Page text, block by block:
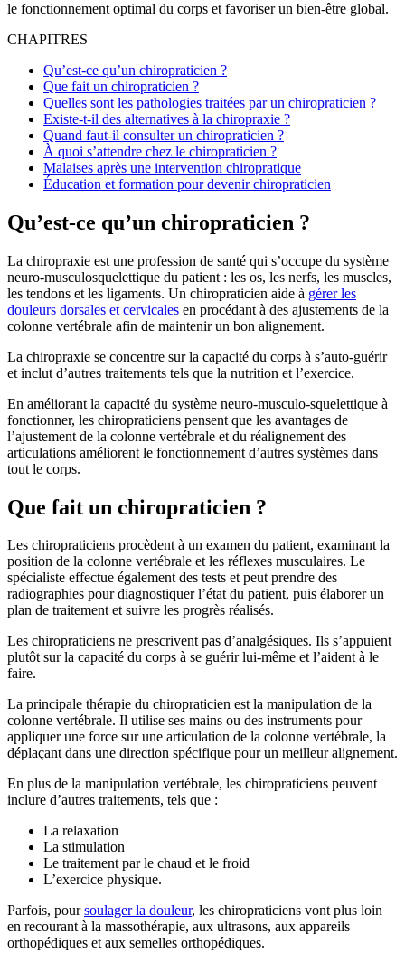
le fonctionnement optimal du corps et favoriser un bien-être global.
CHAPITRES
Qu’est-ce qu’un chiropraticien ?
Que fait un chiropraticien ?
Quelles sont les pathologies traitées par un chiropraticien ?
Existe-t-il des alternatives à la chiropraxie ?
Quand faut-il consulter un chiropraticien ?
À quoi s’attendre chez le chiropraticien ?
Malaises après une intervention chiropratique
Éducation et formation pour devenir chiropraticien
Qu’est-ce qu’un chiropraticien ?
La chiropraxie est une profession de santé qui s’occupe du système
neuro-musculosquelettique du patient : les os, les nerfs, les muscles,
les tendons et les ligaments. Un chiropraticien aide à gérer les
douleurs dorsales et cervicales en procédant à des ajustements de la
colonne vertébrale afin de maintenir un bon alignement.
La chiropraxie se concentre sur la capacité du corps à s’auto-guérir
et inclut d’autres traitements tels que la nutrition et l’exercice.
En améliorant la capacité du système neuro-musculo-squelettique à
fonctionner, les chiropraticiens pensent que les avantages de
l’ajustement de la colonne vertébrale et du réalignement des
articulations améliorent le fonctionnement d’autres systèmes dans
tout le corps.
Que fait un chiropraticien ?
Les chiropraticiens procèdent à un examen du patient, examinant la
position de la colonne vertébrale et les réflexes musculaires. Le
spécialiste effectue également des tests et peut prendre des
radiographies pour diagnostiquer l’état du patient, puis élaborer un
plan de traitement et suivre les progrès réalisés.
Les chiropraticiens ne prescrivent pas d’analgésiques. Ils s’appuient
plutôt sur la capacité du corps à se guérir lui-même et l’aident à le
faire.
La principale thérapie du chiropraticien est la manipulation de la
colonne vertébrale. Il utilise ses mains ou des instruments pour
appliquer une force sur une articulation de la colonne vertébrale, la
déplaçant dans une direction spécifique pour un meilleur alignement.
En plus de la manipulation vertébrale, les chiropraticiens peuvent
inclure d’autres traitements, tels que :
La relaxation
La stimulation
Le traitement par le chaud et le froid
L’exercice physique.
Parfois, poursoulager la douleur, les chiropraticiens vont plus loin
en recourant à la massothérapie, aux ultrasons, aux appareils
orthopédiques et aux semelles orthopédiques.